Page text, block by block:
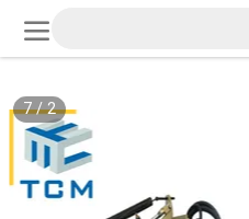
2
/
7